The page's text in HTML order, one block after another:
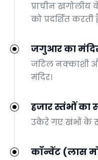
प्राचीन खगोलीय
को प्रदर्शित करती
जगुआर का
जटिल नक्काशी
मंदिर।
हजार स्तंभों का
उकेरे गए खंभों के
कॉन्वेंट (लास